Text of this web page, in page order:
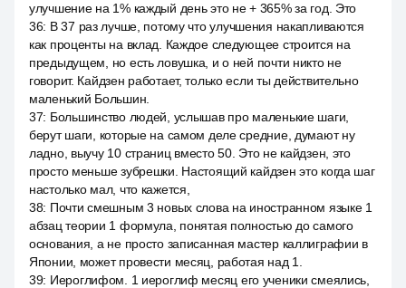
улучшение на 1% каждый день это не + 365% за год. Это
36: В 37 раз лучше, потому что улучшения накапливаются
как проценты на вклад. Каждое следующее строится на
предыдущем, но есть ловушка, и о ней почти никто не
говорит. Кайдзен работает, только если ты действительно
маленький Большин.
37: Большинство людей, услышав про маленькие шаги,
берут шаги, которые на самом деле средние, думают ну
ладно, выучу 10 страниц вместо 50. Это не кайдзен, это
просто меньше зубрешки. Настоящий кайдзен это когда шаг
настолько мал, что кажется,
38: Почти смешным 3 новых слова на иностранном языке 1
абзац теории 1 формула, понятая полностью до самого
основания, а не просто записанная мастер каллиграфии в
Японии, может провести месяц, работая над 1.
39: Иероглифом. 1 иероглиф месяц его ученики смеялись,